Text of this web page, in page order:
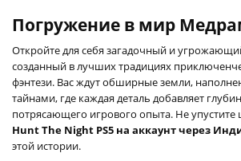
Погружение в мир
Откройте для себя загадочный и
созданный в лучших традициях
фэнтези. Вас ждут обширные земли,
тайнами, где каждая деталь добавляет
потрясающего игрового опыта. Не упустите
Hunt The Night PS5 на аккаунт через
этой истории.